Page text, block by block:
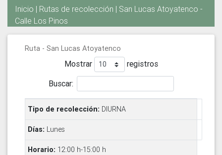
Inicio | Rutas de recolección | San Lucas Atoyatenco -
Calle Los Pinos
Ruta - San Lucas Atoyatenco
Mostrar
registros
Buscar:
DIURNA
Lunes
12:00 h-15:00 h